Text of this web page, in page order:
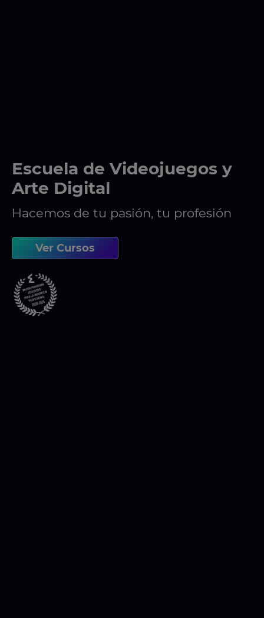
Escuela de Videojuegos y
Arte Digital
Hacemos de tu pasión, tu profesión
Ver Cursos